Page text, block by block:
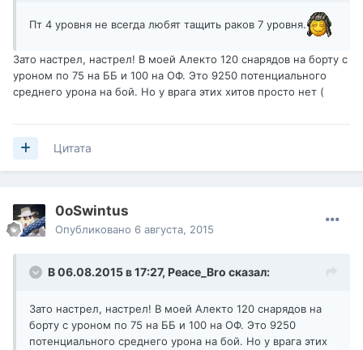
Пт 4 уровня не всегда любят тащить раков 7 уровня.
Зато настрел, настрел! В моей Алекто 120 снарядов на борту с
уроном по 75 на ББ и 100 на ОФ. Это 9250 потенциального
среднего урона на бой. Но у врага этих хитов просто нет (
Цитата
0oSwintus
Опубликовано 6 августа, 2015
В 06.08.2015 в 17:27, Peace_Bro сказал:
Зато настрел, настрел! В моей Алекто 120 снарядов на
борту с уроном по 75 на ББ и 100 на ОФ. Это 9250
потенциального среднего урона на бой. Но у врага этих